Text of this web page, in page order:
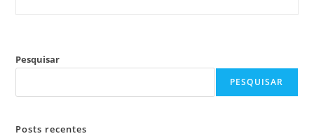
Pesquisar
PESQUISAR
Posts recentes